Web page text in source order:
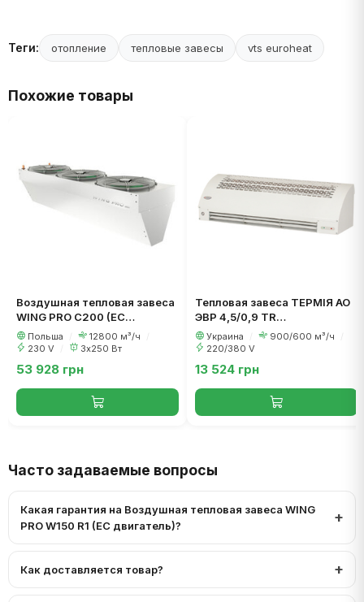
Теги: отопление тепловые завесы vts euroheat
Похожие товары
Воздушная тепловая завеса
WING PRO С200 (EC
двигатель)
Польша 12800 м³/ч
230 V
3х250 Вт
53 928 грн
Тепловая завеса ТЕРМІЯ АО
ЭВР 4,5/0,9 TR
(230В/3Х400В) К (WRC)
Украина 900/600 м³/ч
220/380 V
13 524 грн
Часто задаваемые вопросы
Какая гарантия на Воздушная тепловая завеса WING
PRO W150 R1 (EC двигатель)?
Как доставляется товар?